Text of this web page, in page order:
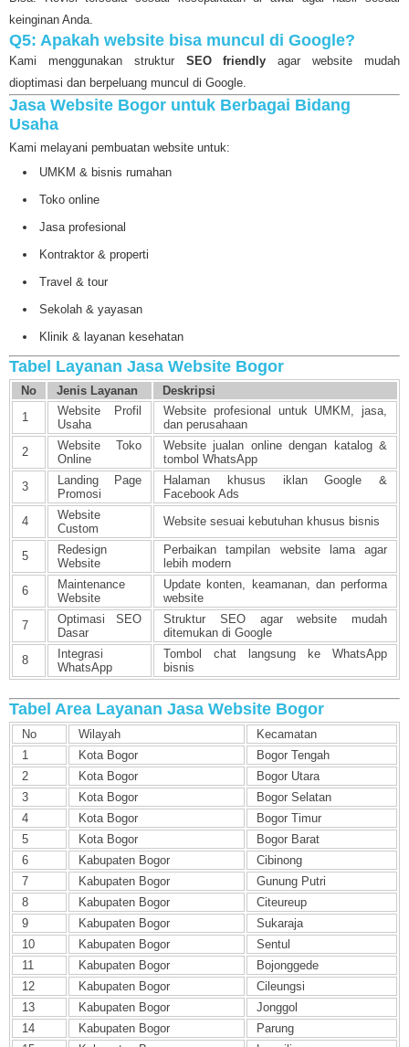
keinginan Anda.
Q5: Apakah website bisa muncul di Google?
Kami menggunakan struktur SEO friendly agar website mudah
dioptimasi dan berpeluang muncul di Google.
Jasa Website Bogor untuk Berbagai Bidang
Usaha
Kami melayani pembuatan website untuk:
UMKM & bisnis rumahan
Toko online
Jasa profesional
Kontraktor & properti
Travel & tour
Sekolah & yayasan
Klinik & layanan kesehatan
Tabel Layanan Jasa Website Bogor
No Jenis Layanan
Deskripsi
1
Website Profil
Usaha
Website profesional untuk UMKM, jasa,
dan perusahaan
2
Website Toko
Online
Website jualan online dengan katalog &
tombol WhatsApp
3
Landing Page
Promosi
Halaman khusus iklan Google &
Facebook Ads
4
Website
Custom
Website sesuai kebutuhan khusus bisnis
5
Redesign
Website
Perbaikan tampilan website lama agar
lebih modern
6
Maintenance
Website
Update konten, keamanan, dan performa
website
7
Optimasi SEO
Dasar
Struktur SEO agar website mudah
ditemukan di Google
8
Integrasi
WhatsApp
Tombol chat langsung ke WhatsApp
bisnis
Tabel Area Layanan Jasa Website Bogor
No Wilayah
Kecamatan
1
Kota Bogor
Bogor Tengah
2
Kota Bogor
Bogor Utara
3
Kota Bogor
Bogor Selatan
4
Kota Bogor
Bogor Timur
5
Kota Bogor
Bogor Barat
6
Kabupaten Bogor
Cibinong
7
Kabupaten Bogor
Gunung Putri
8
Kabupaten Bogor
Citeureup
9
Kabupaten Bogor
Sukaraja
10
Kabupaten Bogor
Sentul
11
Kabupaten Bogor
Bojonggede
12
Kabupaten Bogor
Cileungsi
13
Kabupaten Bogor
Jonggol
14
Kabupaten Bogor
Parung